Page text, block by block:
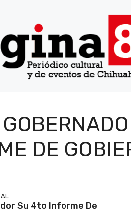
DE
Su 4to Informe De